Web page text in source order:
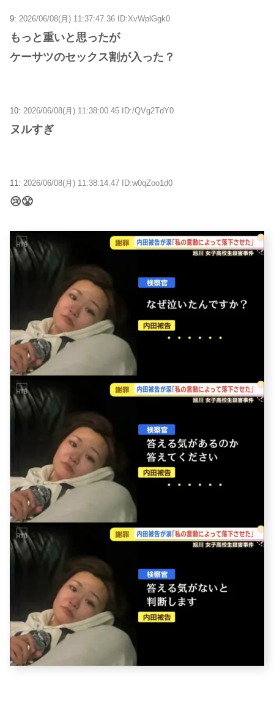
9: 2026/06/08(月) 11:37:47.36 ID:XvWplGgk0
もっと重いと思ったが
ケーサツのセックス割が入った？
10: 2026/06/08(月) 11:38:00.45 ID:/QVg2TdY0
ヌルすぎ
11: 2026/06/08(月) 11:38:14.47 ID:w0qZoo1d0
😢😤